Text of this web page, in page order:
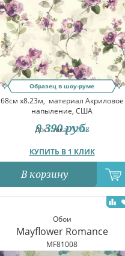
Образец в шоу-руме
68см x8.23м, материал Акриловое
напыление, США
Доставка:12.08
КУПИТЬ В 1 КЛИК
9 390 руб.
В корзину
Обои
Mayflower Romance
MF81008